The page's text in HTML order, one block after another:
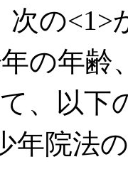
次の<1>
の年齢
、以下
年院法